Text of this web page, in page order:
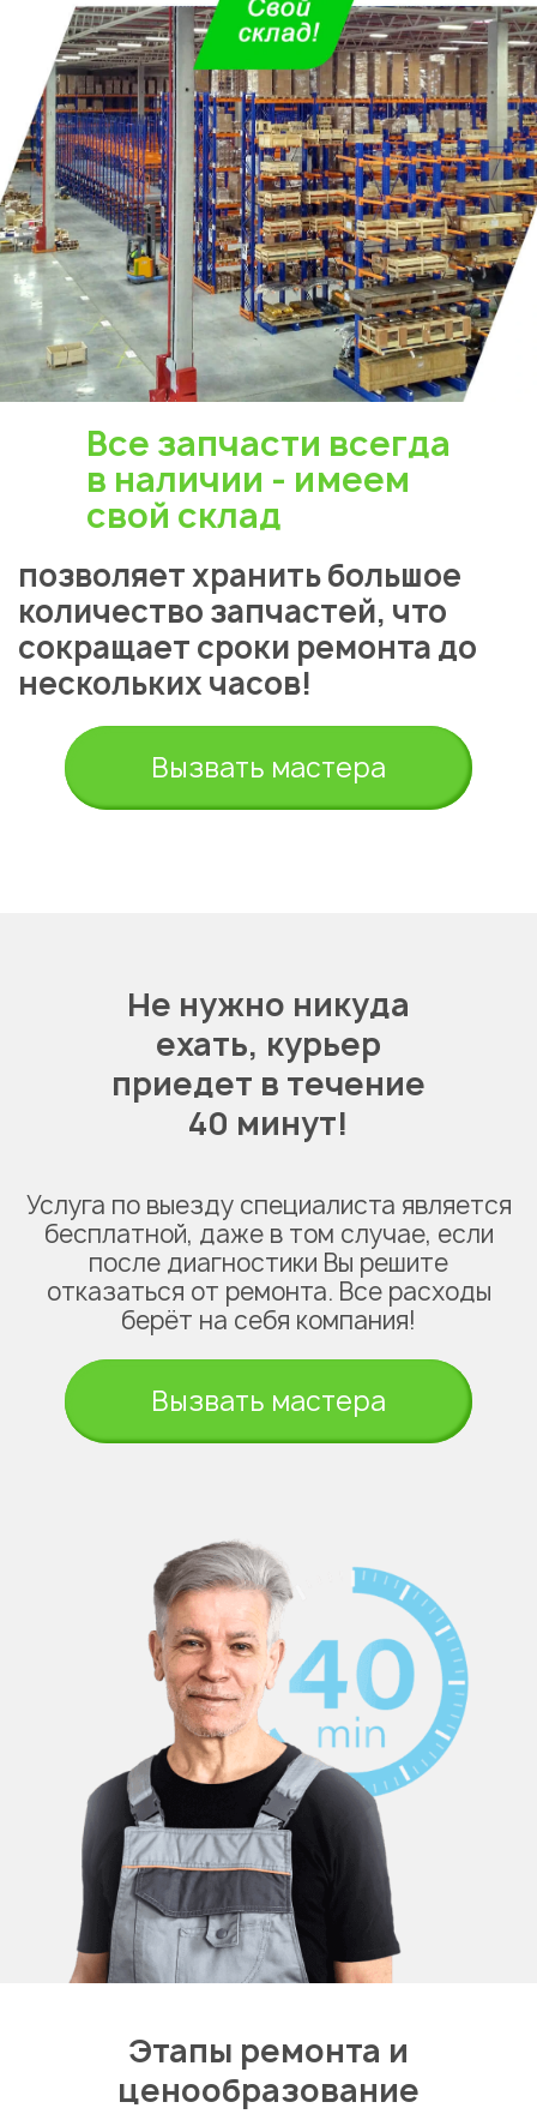
Все запчасти всегда
в наличии - имеем
свой склад
позволяет хранить большое
количество запчастей, что
сокращает сроки ремонта до
нескольких часов!
Вызвать мастера
Не нужно никуда
ехать, курьер
приедет в течение
40 минут!
Услуга по выезду специалиста является
бесплатной, даже в том случае, если
после диагностики Вы решите
отказаться от ремонта. Все расходы
берёт на себя компания!
Вызвать мастера
Этапы ремонта и
ценообразование
Укажите из какого вы
города
Астана